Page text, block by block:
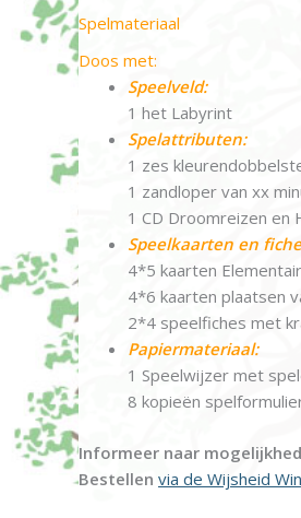
Spelmateriaal
Doos met:
Speelveld:
1 het Labyrint
Spelattributen:
1 zes
1 zandloper van xx
1 CD Droomreizen en
Speelkaarten en
4*5 kaarten
4*6 kaarten plaatsen
2*4 speelfiches met
Papiermateriaal:
1 Speelwijzer met
8 kopieën
Informeer naar
Bestellen via de Wijsheid